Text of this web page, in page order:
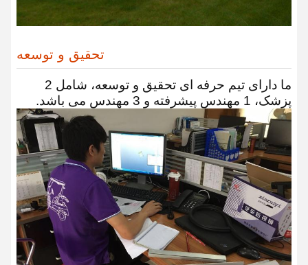
تحقیق و توسعه
ما دارای تیم حرفه ای تحقیق و توسعه، شامل 2
پزشک، 1 مهندس پیشرفته و 3 مهندس می باشد.